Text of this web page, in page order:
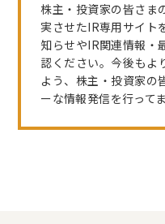
株主・投資家の皆さま
実させたIR専用サイト
知らせやIR関連情報・
認ください。今後もよ
よう、株主・投資家の
ーな情報発信を行って